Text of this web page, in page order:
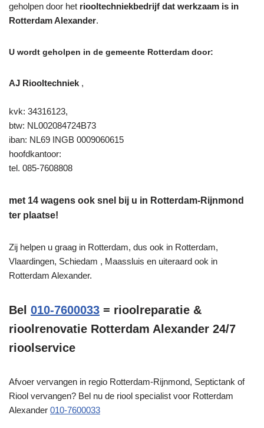
geholpen door het riooltechniekbedrijf dat werkzaam is in
Rotterdam Alexander.
U wordt geholpen in de gemeente Rotterdam door:
AJ Riooltechniek ,
kvk: 34316123,
btw: NL002084724B73
iban: NL69 INGB 0009060615
hoofdkantoor:
tel. 085-7608808
met 14 wagens ook snel bij u in Rotterdam-Rijnmond
ter plaatse!
Zij helpen u graag in Rotterdam, dus ook in Rotterdam,
Vlaardingen, Schiedam , Maassluis en uiteraard ook in
Rotterdam Alexander.
Bel 010-7600033 = rioolreparatie &
rioolrenovatie Rotterdam Alexander 24/7
rioolservice
Afvoer vervangen in regio Rotterdam-Rijnmond, Septictank of
Riool vervangen? Bel nu de riool specialist voor Rotterdam
Alexander 010-7600033